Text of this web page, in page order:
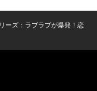
ーズ：ラブラブが爆発！恋